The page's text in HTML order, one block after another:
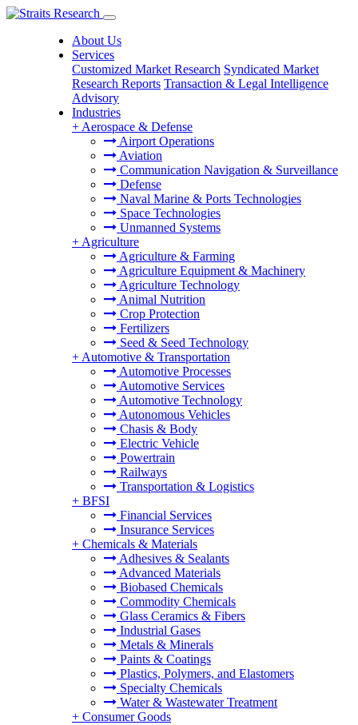
About Us
Services
Customized Market Research Syndicated Market
Research Reports Transaction & Legal Intelligence
Advisory
Industries
+ Aerospace & Defense
Airport Operations
Aviation
Communication Navigation & Surveillance
Defense
Naval Marine & Ports Technologies
Space Technologies
Unmanned Systems
+ Agriculture
Agriculture & Farming
Agriculture Equipment & Machinery
Agriculture Technology
Animal Nutrition
Crop Protection
Fertilizers
Seed & Seed Technology
+ Automotive & Transportation
Automotive Processes
Automotive Services
Automotive Technology
Autonomous Vehicles
Chasis & Body
Electric Vehicle
Powertrain
Railways
Transportation & Logistics
+ BFSI
Financial Services
Insurance Services
+ Chemicals & Materials
Adhesives & Sealants
Advanced Materials
Biobased Chemicals
Commodity Chemicals
Glass Ceramics & Fibers
Industrial Gases
Metals & Minerals
Paints & Coatings
Plastics, Polymers, and Elastomers
Specialty Chemicals
Water & Wastewater Treatment
+ Consumer Goods